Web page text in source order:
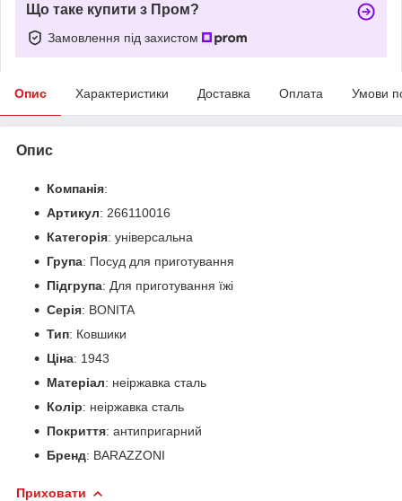
Що таке купити з Пром?
Замовлення під захистом
Опис Характеристики Доставка Оплата Умови
Опис
Компанія:
Артикул: 266110016
Категорія: універсальна
Група: Посуд для приготування
Підгрупа: Для приготування їжі
Серія: BONITA
Тип: Ковшики
Ціна: 1943
Матеріал: неіржавка сталь
Колір: неіржавка сталь
Покриття: антипригарний
Бренд: BARAZZONI
Приховати